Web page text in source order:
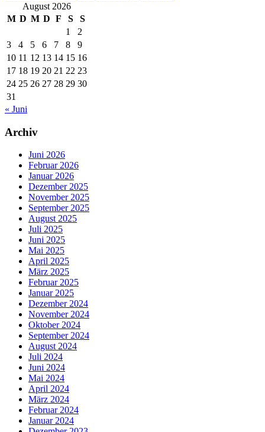
August 2026
M D M D F S
S
1
2
3
4 5 6 7 8
9
10 11 12 13 14 15 16
17 18 19 20 21 22 23
24 25 26 27 28 29 30
31
« Juni
Archiv
Juni 2026
Februar 2026
Januar 2026
Dezember 2025
November 2025
September 2025
August 2025
Juli 2025
Juni 2025
Mai 2025
April 2025
März 2025
Februar 2025
Januar 2025
Dezember 2024
November 2024
Oktober 2024
September 2024
August 2024
Juli 2024
Juni 2024
Mai 2024
April 2024
März 2024
Februar 2024
Januar 2024